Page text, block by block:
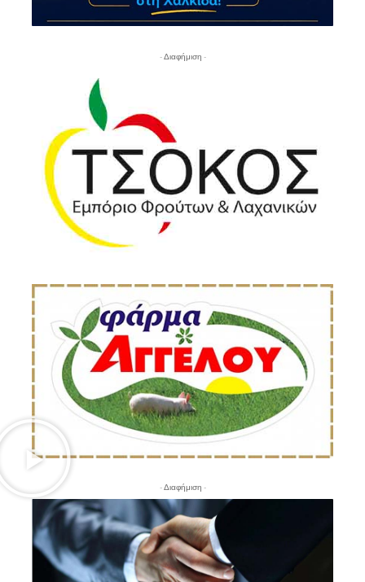
- Διαφήμιση -
- Διαφήμιση -